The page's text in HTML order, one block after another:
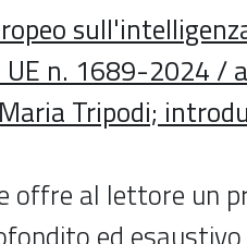
n. 1689-2024 /
Tripodi;
offre al lettore un